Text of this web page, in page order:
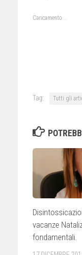
Caricamento...
Tag: Tutti gli
vacanze
fondamentali.